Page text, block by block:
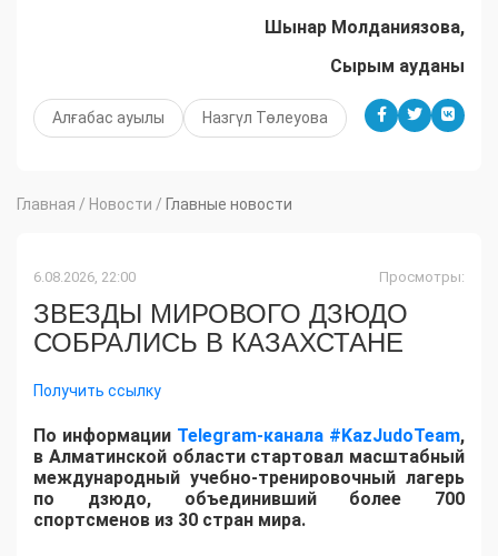
Шынар Молданиязова,
Сырым ауданы
Алғабас ауылы Назгүл Төлеуова
Главная / Новости / Главные новости
6.08.2026, 22:00 Просмотры:
ЗВЕЗДЫ МИРОВОГО ДЗЮДО
СОБРАЛИСЬ В КАЗАХСТАНЕ
Получить ссылку
По информации Telegram-канала #KazJudoTeam,
в Алматинской области стартовал масштабный
международный учебно-тренировочный лагерь
по дзюдо, объединивший более 700
спортсменов из 30 стран мира.